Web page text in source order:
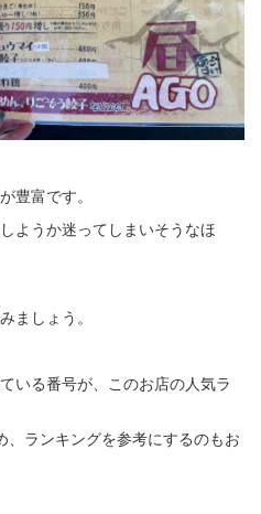
豊富です。
ようか迷ってしまいそうなほ
ましょう。
いる番号が、このお店の人気ラ
ランキングを参考にするのもお